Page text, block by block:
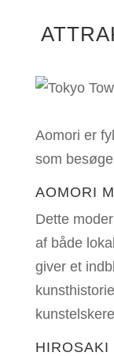
Aomori er
som
AOMORI
Dette
af både
giver et
HIROSAKI